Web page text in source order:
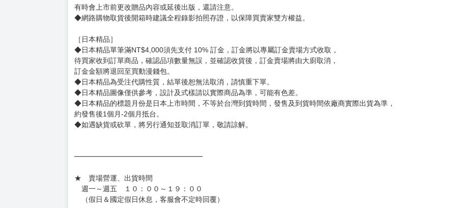
◆有任何問題請聯繫客服。
用評價溝通者，日後將不再提供購書服務，請另尋其他店家，謝謝。
◆不同月份商品可一起結帳，等訂單內所有商品到齊後一起發貨。
◆預購商品皆無現貨，商品圖為示意圖，請以實品為主。
◆商品如有缺件、瑕疵，請務必取貨3日內留言反應，逾期不受理。
◆書籍拆封無法更換及退貨(內頁印刷瑕疵例外)
書籍有問題請不要拆封，請私訊大廚協助。
◆逾期未取且訂單取消後三個工作天內未有任何反應，將直接加入黑名單，還請下單後準時取貨。
◆書籍贈品&上市日、依出版社最終公布為主。
有時會上市前更改贈品內容或延後出版，還請注意。
◆網路購物取貨後開箱時建議全程錄影拍照存證，以保障買賣家雙方權益。
訂金金額將退回至買動漫錢包。
◆日本精品為受注代購性質，結單後恕無法取消，請慎重下單。
◆日本精品圖像僅供參考，設計及式樣請以實際商品為準，可能有色差。